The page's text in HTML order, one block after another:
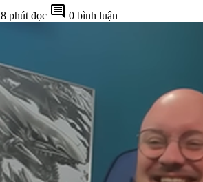
8 phút đọc comment 0 bình luận